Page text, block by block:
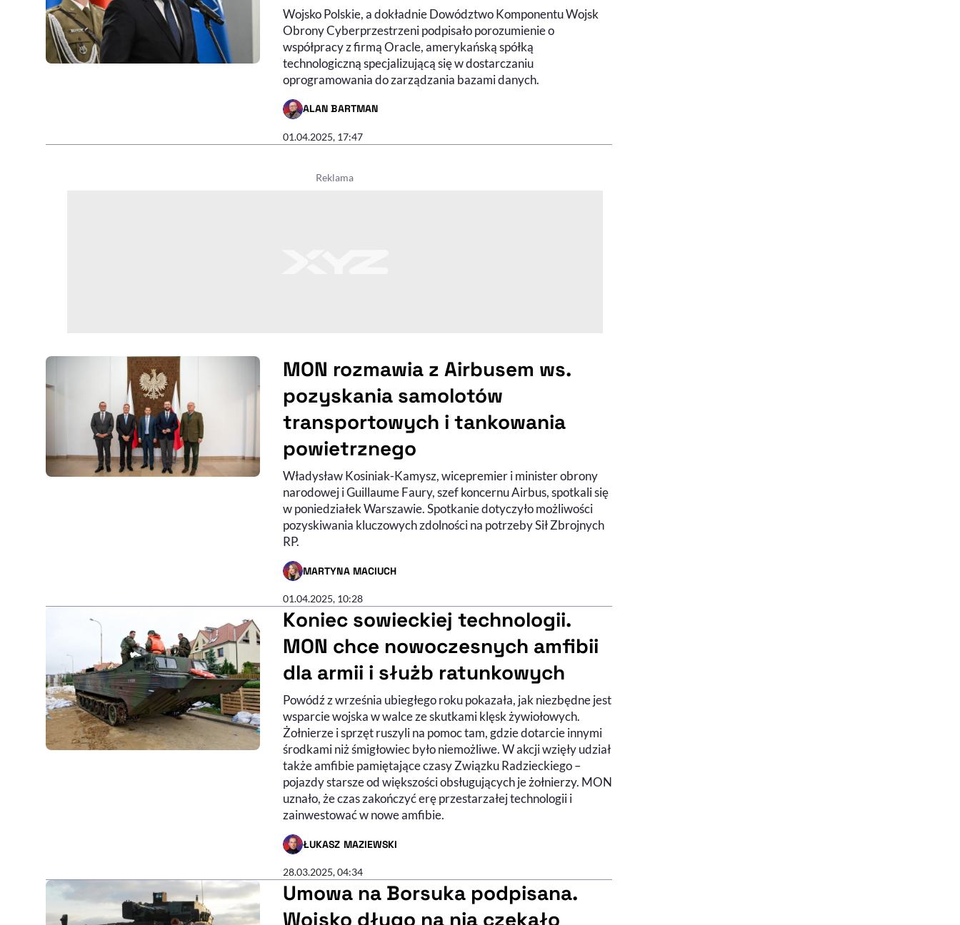
Wojsko Polskie, a dokładnie Dowództwo Komponentu Wojsk
Obrony Cyberprzestrzeni podpisało porozumienie o
współpracy z firmą Oracle, amerykańską spółką
technologiczną specjalizującą się w dostarczaniu
oprogramowania do zarządzania bazami danych.
ALAN BARTMAN
- AUTOR ARTYKUŁU - PROFIL
01.04.2025, 17:47
MON rozmawia z Airbusem ws.
pozyskania samolotów
transportowych i tankowania
powietrznego
Władysław Kosiniak-Kamysz, wicepremier i minister obrony
narodowej i Guillaume Faury, szef koncernu Airbus, spotkali się
w poniedziałek Warszawie. Spotkanie dotyczyło możliwości
pozyskiwania kluczowych zdolności na potrzeby Sił Zbrojnych
RP.
MARTYNA MACIUCH
- AUTOR ARTYKUŁU - PROFIL
01.04.2025, 10:28
Koniec sowieckiej technologii.
MON chce nowoczesnych amfibii
dla armii i służb ratunkowych
Powódź z września ubiegłego roku pokazała, jak niezbędne jest
wsparcie wojska w walce ze skutkami klęsk żywiołowych.
Żołnierze i sprzęt ruszyli na pomoc tam, gdzie dotarcie innymi
środkami niż śmigłowiec było niemożliwe. W akcji wzięły udział
także amfibie pamiętające czasy Związku Radzieckiego –
pojazdy starsze od większości obsługujących je żołnierzy. MON
uznało, że czas zakończyć erę przestarzałej technologii i
zainwestować w nowe amfibie.
ŁUKASZ MAZIEWSKI
- AUTOR ARTYKUŁU - PROFIL
28.03.2025, 04:34
Umowa na Borsuka podpisana.
Wojsko długo na nią czekało